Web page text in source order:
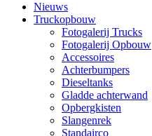
Nieuws
Truckopbouw
Fotogalerij Trucks
Fotogalerij Opbouw
Accessoires
Achterbumpers
Dieseltanks
Gladde achterwand
Opbergkisten
Slangenrek
Standairco